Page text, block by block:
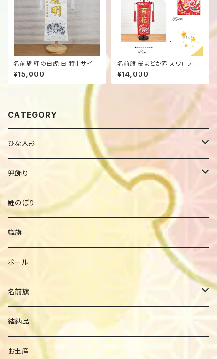
名前旗 絆の白虎 白 特中サイズ
46 金刺繍 端午の節句 男の子
¥15,000
名前旗 桜まどか赤 スワロフス
キー付き 小サイズ39 金刺繍 桃
の節句 女の子
¥14,000
CATEGORY
ひな人形
ひな人形ケース飾り
ひな人形収納飾り
ひな人形親王平飾り
間口50cm以下
間口60cm以下
ひな人形木目込み人形
ひな人形収納三段飾り
ひな人形三段飾り
ひな人形立ち姿
兜飾り
兜ケース飾り
兜収納飾り
兜平飾り
兜着用収納飾り
木目込み兜飾
木目込み鎧飾り
鯉のぼり
幟旗
ポール
名前旗
女の子
男の子
結納品
お土産